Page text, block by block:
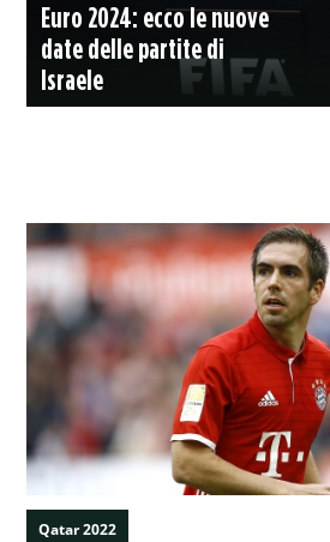
Euro 2024: ecco le nuove
date delle partite di
Israele
Qatar 2022